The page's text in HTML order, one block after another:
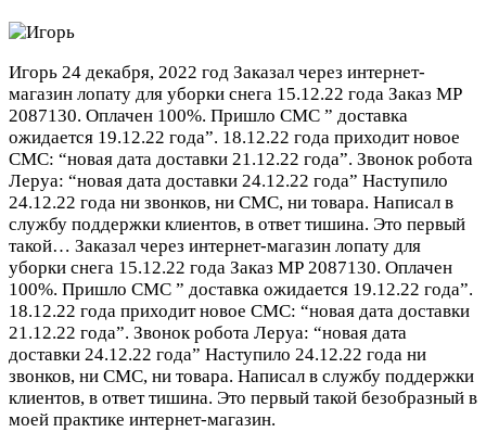
Игорь 24 декабря, 2022 год Заказал через интернет-
магазин лопату для уборки снега 15.12.22 года Заказ МР
2087130. Оплачен 100%. Пришло СМС ” доставка
ожидается 19.12.22 года”. 18.12.22 года приходит новое
СМС: “новая дата доставки 21.12.22 года”. Звонок робота
Леруа: “новая дата доставки 24.12.22 года” Наступило
24.12.22 года ни звонков, ни СМС, ни товара. Написал в
службу поддержки клиентов, в ответ тишина. Это первый
такой… Заказал через интернет-магазин лопату для
уборки снега 15.12.22 года Заказ МР 2087130. Оплачен
100%. Пришло СМС ” доставка ожидается 19.12.22 года”.
18.12.22 года приходит новое СМС: “новая дата доставки
21.12.22 года”. Звонок робота Леруа: “новая дата
доставки 24.12.22 года” Наступило 24.12.22 года ни
звонков, ни СМС, ни товара. Написал в службу поддержки
клиентов, в ответ тишина. Это первый такой безобразный в
моей практике интернет-магазин.